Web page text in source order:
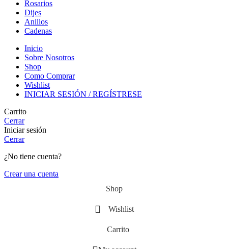
Rosarios
Dijes
Anillos
Cadenas
Inicio
Sobre Nosotros
Shop
Como Comprar
Wishlist
INICIAR SESIÓN / REGÍSTRESE
Carrito
Cerrar
Iniciar sesión
Cerrar
¿No tiene cuenta?
Crear una cuenta
Shop
Wishlist
Carrito